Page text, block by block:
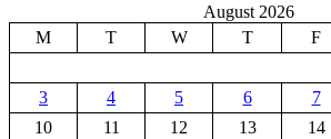
August 2026
M
T W T F
3
4 5 6 7
10
11 12 13 14